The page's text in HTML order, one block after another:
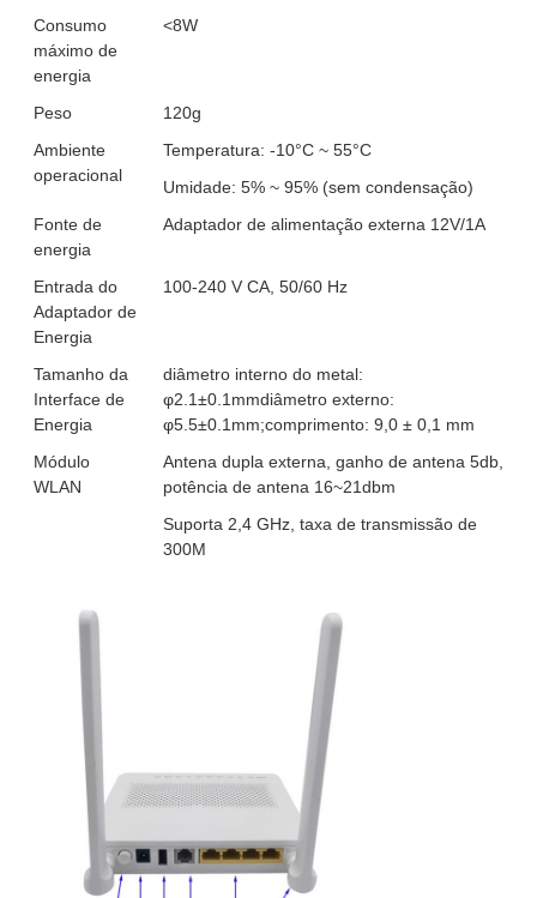
Consumo
máximo de
energia
<8W
Peso
120g
Ambiente
operacional
Temperatura: -10°C ~ 55°C
Umidade: 5% ~ 95% (sem condensação)
Fonte de
energia
Adaptador de alimentação externa 12V/1A
Entrada do
Adaptador de
Energia
100-240 V CA, 50/60 Hz
Tamanho da
Interface de
Energia
diâmetro interno do metal:
φ2.1±0.1mmdiâmetro externo:
φ5.5±0.1mm;comprimento: 9,0 ± 0,1 mm
Módulo
WLAN
Antena dupla externa, ganho de antena 5db,
potência de antena 16~21dbm
Suporta 2,4 GHz, taxa de transmissão de
300M